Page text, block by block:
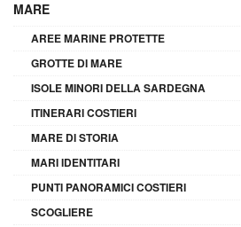
MARE
AREE MARINE PROTETTE
GROTTE DI MARE
ISOLE MINORI DELLA SARDEGNA
ITINERARI COSTIERI
MARE DI STORIA
MARI IDENTITARI
PUNTI PANORAMICI COSTIERI
SCOGLIERE